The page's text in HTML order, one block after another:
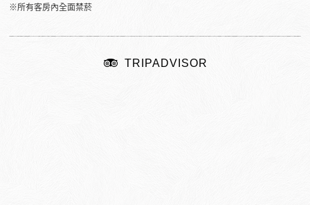
※所有客房內全面禁菸
TRIPADVISOR